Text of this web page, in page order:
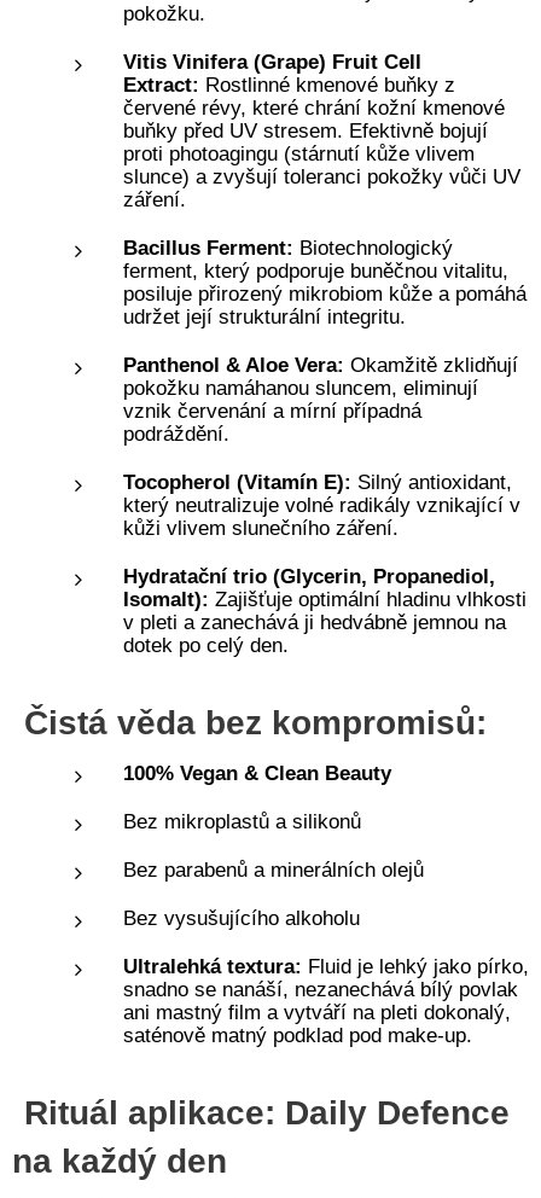
pokožku.
Vitis Vinifera (Grape) Fruit Cell
Extract: Rostlinné kmenové buňky z
červené révy, které chrání kožní kmenové
buňky před UV stresem. Efektivně bojují
proti photoagingu (stárnutí kůže vlivem
slunce) a zvyšují toleranci pokožky vůči UV
záření.
Bacillus Ferment: Biotechnologický
ferment, který podporuje buněčnou vitalitu,
posiluje přirozený mikrobiom kůže a pomáhá
udržet její strukturální integritu.
Panthenol & Aloe Vera: Okamžitě zklidňují
pokožku namáhanou sluncem, eliminují
vznik červenání a mírní případná
podráždění.
Tocopherol (Vitamín E): Silný antioxidant,
který neutralizuje volné radikály vznikající v
kůži vlivem slunečního záření.
Hydratační trio (Glycerin, Propanediol,
Isomalt): Zajišťuje optimální hladinu vlhkosti
v pleti a zanechává ji hedvábně jemnou na
dotek po celý den.
Čistá věda bez kompromisů:
100% Vegan & Clean Beauty
Bez mikroplastů a silikonů
Bez parabenů a minerálních olejů
Bez vysušujícího alkoholu
Ultralehká textura: Fluid je lehký jako pírko,
snadno se nanáší, nezanechává bílý povlak
ani mastný film a vytváří na pleti dokonalý,
saténově matný podklad pod make-up.
Rituál aplikace: Daily Defence
na každý den